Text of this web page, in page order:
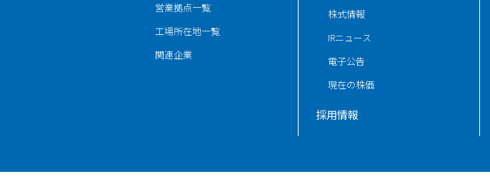
営業拠点一覧
工場所在地一覧
関連企業
株式情報
IRニュース
電子公告
現在の株価
採用情報